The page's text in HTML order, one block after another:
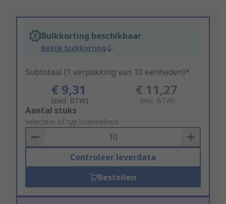
Bulkkorting beschikbaar
Bekijk bulkkorting
Subtotaal (1 verpakking van 10 eenheden)*
€ 9,31
(excl. BTW)
€ 11,27
(incl. BTW)
Add
to
Basket
Aantal stuks
selecteer of typ hoeveelheid
Controleer leverdata
Bestellen